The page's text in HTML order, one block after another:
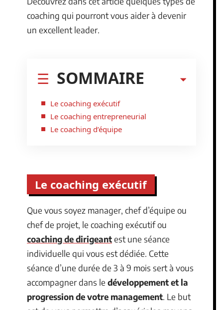
coaching qui pourront vous aider à devenir
un excellent leader.
SOMMAIRE
Le coaching exécutif
Le coaching entrepreneurial
Le coaching d’équipe
Le coaching exécutif
Que vous soyez manager, chef d’équipe ou
chef de projet, le coaching exécutif ou
coaching de dirigeantest une séance
individuelle qui vous est dédiée. Cette
séance d’une durée de 3 à 9 mois sert à vous
accompagner dans le développement et la
progression de votre management. Le but